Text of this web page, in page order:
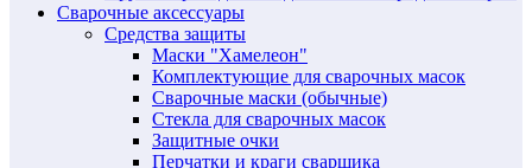
Сварочные аксессуары
Средства защиты
Маски "Хамелеон"
Комплектующие для сварочных масок
Сварочные маски (обычные)
Стекла для сварочных масок
Защитные очки
Перчатки и краги сварщика